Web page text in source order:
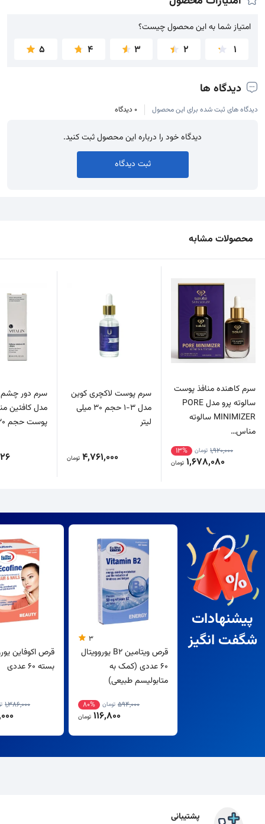
امتیاز شما به این محصول چیست؟
امتیاز شما به این محصول چیست؟
1
2
3
4
5
دیدگاه ها
دیدگاه های ثبت شده برای این محصول 0 دیدگاه
دیدگاه خود را درباره این محصول ثبت کنید.
ثبت دیدگاه
محصولات مشابه
سرم کاهنده منافذ پوست
سالوته پرو مدل PORE
MINIMIZER سالوته
مناس…
1,920,000 تومان 13%
1,678,080 تومان
سرم پوست لاکچری کوین
مدل 3-1 حجم 30 میلی
لیتر
4,761,000 تومان
سرم دور چشم
مدل کافئین
پوست حجم 30 میلی لیتر
پیشنهادات
شگفت انگیز
3
قرص ویتامین B2 یوروویتال
60 عددی (کمک به
متابولیسم طبیعی)
594,000 تومان 80%
116,800 تومان
قرص اکوفاین
بسته 60 عددی
1,386,000
پشتیبانی